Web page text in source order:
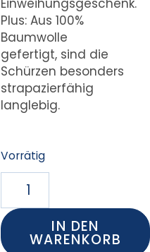
Plus: Aus 100%
Baumwolle
gefertigt, sind die
Schürzen besonders
strapazierfähig
langlebig.
Vorrätig
IN DEN
WARENKORB